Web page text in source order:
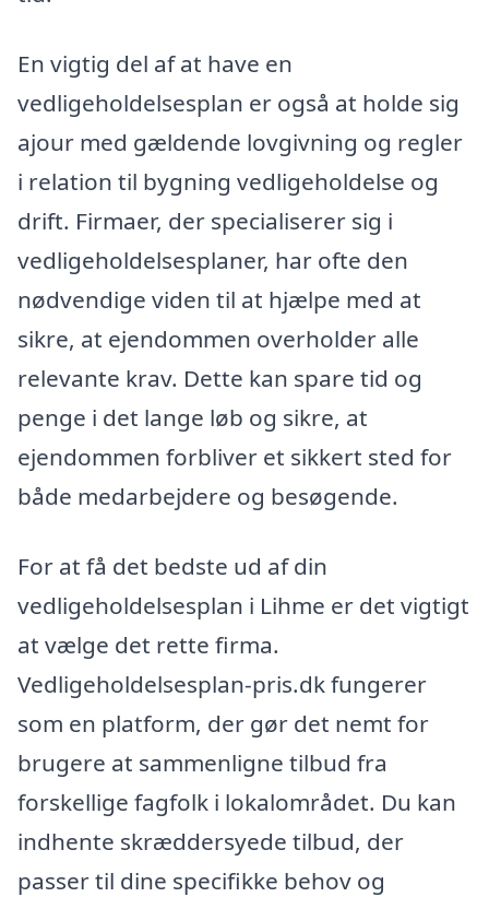
En vigtig del af at have en
vedligeholdelsesplan er også at holde sig
ajour med gældende lovgivning og regler
i relation til bygning vedligeholdelse og
drift. Firmaer, der specialiserer sig i
vedligeholdelsesplaner, har ofte den
nødvendige viden til at hjælpe med at
sikre, at ejendommen overholder alle
relevante krav. Dette kan spare tid og
penge i det lange løb og sikre, at
ejendommen forbliver et sikkert sted for
både medarbejdere og besøgende.
For at få det bedste ud af din
vedligeholdelsesplan i Lihme er det vigtigt
at vælge det rette firma.
Vedligeholdelsesplan-pris.dk fungerer
som en platform, der gør det nemt for
brugere at sammenligne tilbud fra
forskellige fagfolk i lokalområdet. Du kan
indhente skræddersyede tilbud, der
passer til dine specifikke behov og